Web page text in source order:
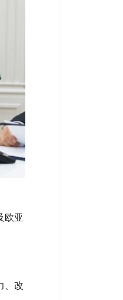
欧亚
、改